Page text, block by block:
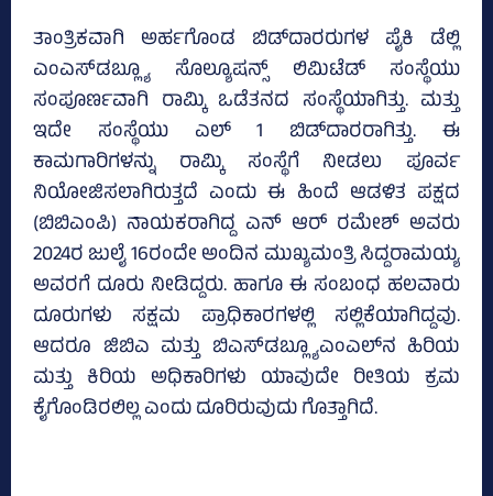
ತಾಂತ್ರಿಕವಾಗಿ ಅರ್ಹಗೊಂಡ ಬಿಡ್‌ದಾರರುಗಳ ಪೈಕಿ ಡೆಲ್ಲಿ
ಎಂಎಸ್‌ಡಬ್ಲ್ಯೂ ಸೊಲ್ಯೂಷನ್ಸ್‌ ಲಿಮಿಟೆಡ್‌ ಸಂಸ್ಥೆಯು
ಸಂಪೂರ್ಣವಾಗಿ ರಾಮ್ಕಿ ಒಡೆತನದ ಸಂಸ್ಥೆಯಾಗಿತ್ತು. ಮತ್ತು
ಇದೇ ಸಂಸ್ಥೆಯು ಎಲ್‌ 1 ಬಿಡ್‌ದಾರರಾಗಿತ್ತು. ಈ
ಕಾಮಗಾರಿಗಳನ್ನು ರಾಮ್ಕಿ ಸಂಸ್ಥೆಗೆ ನೀಡಲು ಪೂರ್ವ
ನಿಯೋಜಿಸಲಾಗಿರುತ್ತದೆ ಎಂದು ಈ ಹಿಂದೆ ಆಡಳಿತ ಪಕ್ಷದ
(ಬಿಬಿಎಂಪಿ) ನಾಯಕರಾಗಿದ್ದ ಎನ್ ಆರ್ ರಮೇಶ್ ಅವರು
2024ರ ಜುಲೈ 16ರಂದೇ ಅಂದಿನ ಮುಖ್ಯಮಂತ್ರಿ ಸಿದ್ದರಾಮಯ್ಯ
ಅವರಗೆ ದೂರು ನೀಡಿದ್ದರು. ಹಾಗೂ ಈ ಸಂಬಂಧ ಹಲವಾರು
ದೂರುಗಳು ಸಕ್ಷಮ ಪ್ರಾಧಿಕಾರಗಳಲ್ಲಿ ಸಲ್ಲಿಕೆಯಾಗಿದ್ದವು.
ಆದರೂ ಜಿಬಿಎ ಮತ್ತು ಬಿಎಸ್‌ಡಬ್ಲ್ಯೂಎಂಎಲ್‌ನ ಹಿರಿಯ
ಮತ್ತು ಕಿರಿಯ ಅಧಿಕಾರಿಗಳು ಯಾವುದೇ ರೀತಿಯ ಕ್ರಮ
ಕೈಗೊಂಡಿರಲಿಲ್ಲ ಎಂದು ದೂರಿರುವುದು ಗೊತ್ತಾಗಿದೆ.